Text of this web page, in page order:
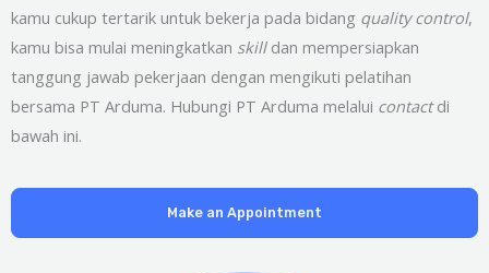
kamu cukup tertarik untuk bekerja pada bidang quality control,
kamu bisa mulai meningkatkan skilldan mempersiapkan
tanggung jawab pekerjaan dengan mengikuti pelatihan
bersama PT Arduma. Hubungi PT Arduma melalui contactdi
bawah ini.
Make an Appointment